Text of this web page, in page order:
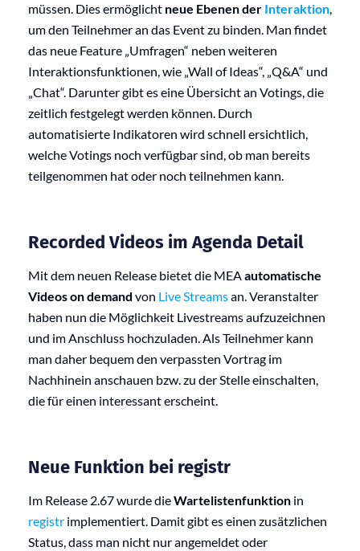
müssen. Dies ermöglicht neue Ebenen der Interaktion,
um den Teilnehmer an das Event zu binden. Man findet
das neue Feature „Umfragen“ neben weiteren
Interaktionsfunktionen, wie „Wall of Ideas“, „Q&A“ und
„Chat“. Darunter gibt es eine Übersicht an Votings, die
zeitlich festgelegt werden können. Durch
automatisierte Indikatoren wird schnell ersichtlich,
welche Votings noch verfügbar sind, ob man bereits
teilgenommen hat oder noch teilnehmen kann.
Recorded Videos im Agenda Detail
Mit dem neuen Release bietet die MEAautomatische
Videos on demand von Live Streamsan. Veranstalter
haben nun die Möglichkeit Livestreams aufzuzeichnen
und im Anschluss hochzuladen. Als Teilnehmer kann
man daher bequem den verpassten Vortrag im
Nachhinein anschauen bzw. zu der Stelle einschalten,
die für einen interessant erscheint.
Neue Funktion bei registr
Im Release 2.67 wurde dieWartelistenfunktion in
registr implementiert. Damit gibt es einen zusätzlichen
Status, dass man nicht nur angemeldet oder